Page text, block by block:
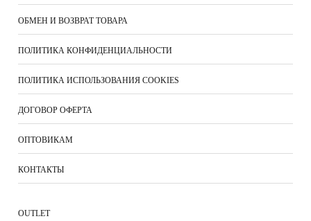
ОБМЕН И ВОЗВРАТ ТОВАРА
ПОЛИТИКА КОНФИДЕНЦИАЛЬНОСТИ
ПОЛИТИКА ИСПОЛЬЗОВАНИЯ COOKIES
ДОГОВОР ОФЕРТА
ОПТОВИКАМ
КОНТАКТЫ
ОUTLET